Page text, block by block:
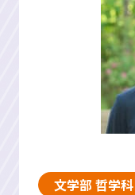
文学部 哲学科